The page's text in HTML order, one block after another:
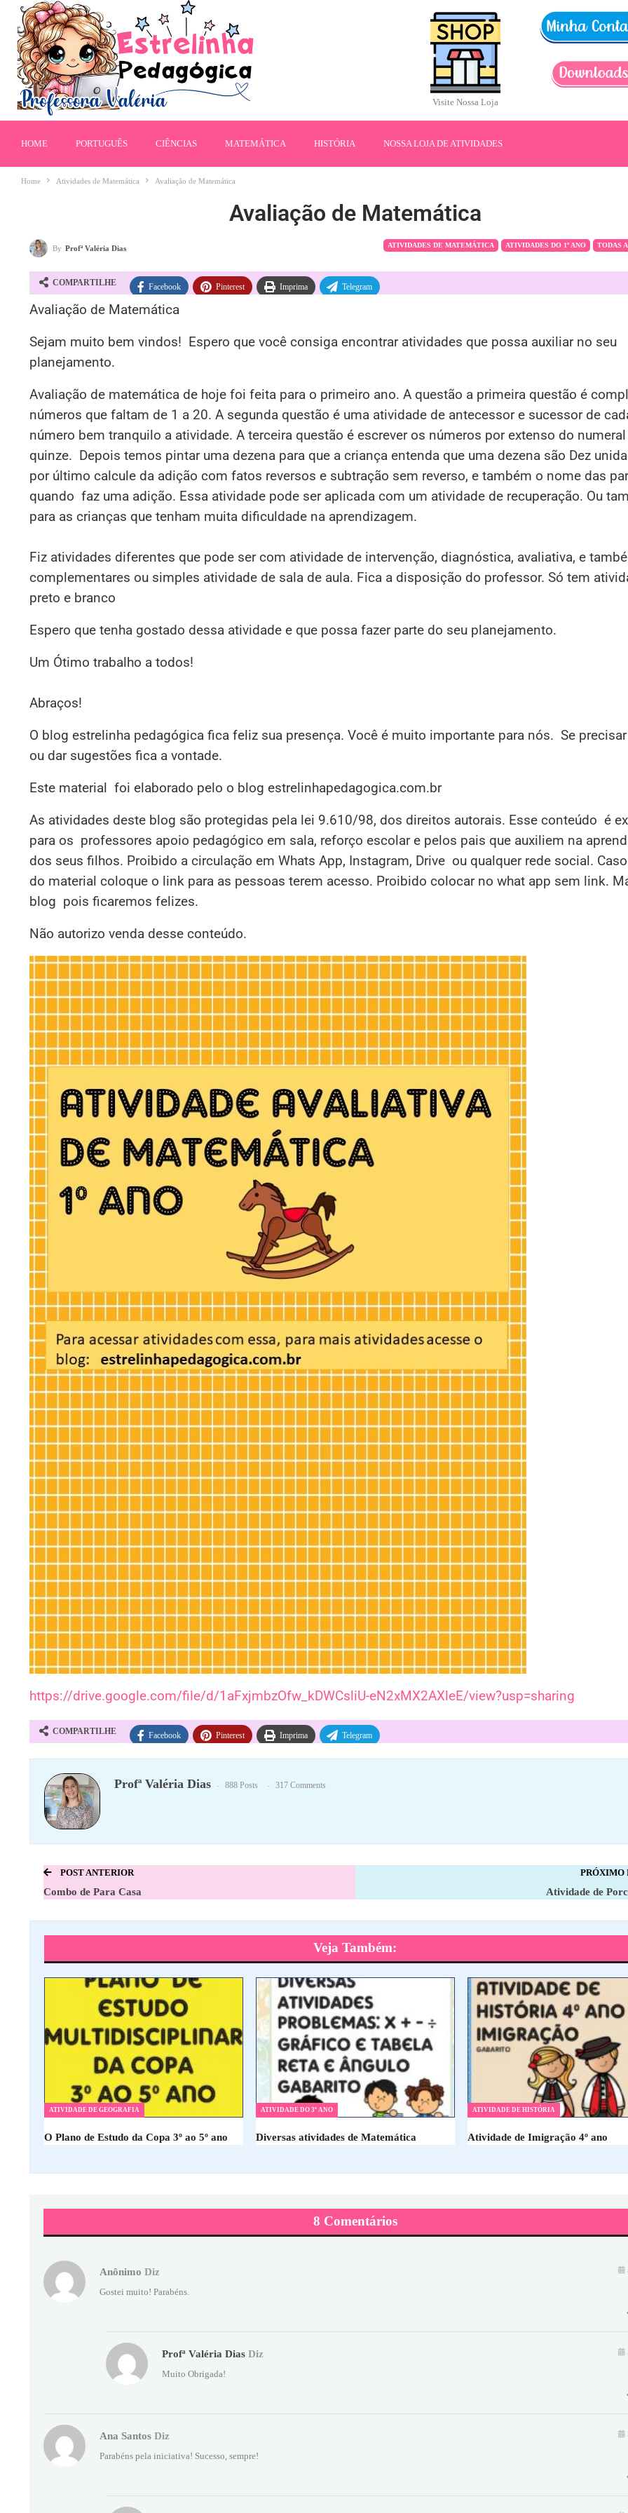
Visite Nossa Loja
HOME PORTUGUÊS CIÊNCIAS MATEMÁTICA HISTÓRIA NOSSA LOJA DE ATIVIDADES
Home Atividades de Matemática Avaliação de Matemática
Avaliação de Matemática
ATIVIDADES DE MATEMÁTICA ATIVIDADES DO 1º ANO TODAS
By Profª Valéria Dias
COMPARTILHE Facebook Pinterest Imprima Telegram
Avaliação de Matemática
Sejam muito bem vindos! Espero que você consiga encontrar atividades que possa auxiliar no seu
planejamento.
Avaliação de matemática de hoje foi feita para o primeiro ano. A questão a primeira questão é
números que faltam de 1 a 20. A segunda questão é uma atividade de antecessor e sucessor de
número bem tranquilo a atividade. A terceira questão é escrever os números por extenso do
quinze. Depois temos pintar uma dezena para que a criança entenda que uma dezena são Dez
por último calcule da adição com fatos reversos e subtração sem reverso, e também o nome das
quando faz uma adição. Essa atividade pode ser aplicada com um atividade de recuperação. Ou
para as crianças que tenham muita dificuldade na aprendizagem.
Fiz atividades diferentes que pode ser com atividade de intervenção, diagnóstica, avaliativa, e
complementares ou simples atividade de sala de aula. Fica a disposição do professor. Só tem
preto e branco
Espero que tenha gostado dessa atividade e que possa fazer parte do seu planejamento.
Um Ótimo trabalho a todos!
Abraços!
O blog estrelinha pedagógica fica feliz sua presença. Você é muito importante para nós. Se
ou dar sugestões fica a vontade.
Este material foi elaborado pelo o blog estrelinhapedagogica.com.br
As atividades deste blog são protegidas pela lei 9.610/98, dos direitos autorais. Esse conteúdo é
para os professores apoio pedagógico em sala, reforço escolar e pelos pais que auxiliem na
dos seus filhos. Proibido a circulação em Whats App, Instagram, Drive ou qualquer rede social.
do material coloque o link para as pessoas terem acesso. Proibido colocar no what app sem link.
blog pois ficaremos felizes.
Não autorizo venda desse conteúdo.
https://drive.google.com/file/d/1aFxjmbzOfw_kDWCsliU-eN2xMX2AXleE/view?usp=sharing
COMPARTILHE Facebook Pinterest Imprima Telegram
Profª Valéria Dias 888 Posts 317 Comments
POST ANTERIOR
Combo de Para Casa
PRÓXIMO
Atividade de
Veja Também:
ATIVIDADE DE GEOGRAFIA
O Plano de Estudo da Copa 3º ao 5º ano
ATIVIDADE DO 3º ANO
Diversas atividades de Matemática
ATIVIDADE DE HISTÓRIA
Atividade de Imigração 4º ano
8 Comentários
Anônimo Diz
Gostei muito! Parabéns.
Profª Valéria Dias Diz
Muito Obrigada!
Ana Santos Diz
Parabéns pela iniciativa! Sucesso, sempre!